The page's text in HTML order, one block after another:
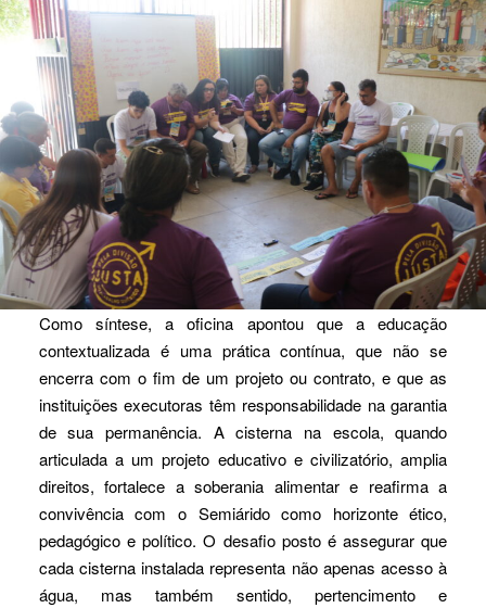
Como síntese, a oficina apontou que a educação
contextualizada é uma prática contínua, que não se
encerra com o fim de um projeto ou contrato, e que as
instituições executoras têm responsabilidade na garantia
de sua permanência. A cisterna na escola, quando
articulada a um projeto educativo e civilizatório, amplia
direitos, fortalece a soberania alimentar e reafirma a
convivência com o Semiárido como horizonte ético,
pedagógico e político. O desafio posto é assegurar que
cada cisterna instalada representa não apenas acesso à
água, mas também sentido, pertencimento e